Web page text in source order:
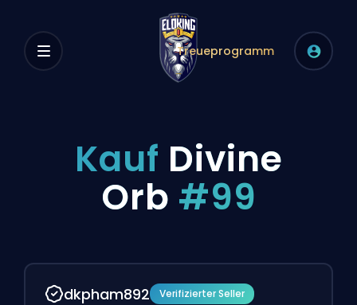
Treueprogramm
Kauf Divine
Orb #99
dkpham892 Verifizierter Seller